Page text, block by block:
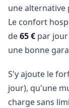
une alternative
Le confort
de65 € par
une bonne
S'y ajoute le
jour), qu'une
charge sans